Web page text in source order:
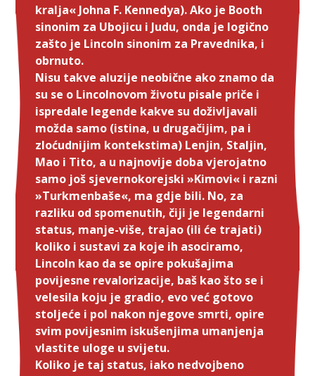
kralja« Johna F. Kennedya). Ako je Booth
sinonim za Ubojicu i Judu, onda je logično
zašto je Lincoln sinonim za Pravednika, i
obrnuto.
Nisu takve aluzije neobične ako znamo da
su se o Lincolnovom životu pisale priče i
ispredale legende kakve su doživljavali
možda samo (istina, u drugačijim, pa i
zloćudnijim kontekstima) Lenjin, Staljin,
Mao i Tito, a u najnovije doba vjerojatno
samo još sjevernokorejski »Kimovi« i razni
»Turkmenbaše«, ma gdje bili. No, za
razliku od spomenutih, čiji je legendarni
status, manje-više, trajao (ili će trajati)
koliko i sustavi za koje ih asociramo,
Lincoln kao da se opire pokušajima
povijesne revalorizacije, baš kao što se i
velesila koju je gradio, evo već gotovo
stoljeće i pol nakon njegove smrti, opire
svim povijesnim iskušenjima umanjenja
vlastite uloge u svijetu.
Koliko je taj status, iako nedvojbeno